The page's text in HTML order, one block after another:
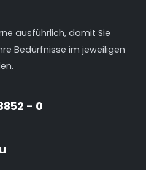
ausführlich, damit Sie
Bedürfnisse im jeweiligen
- 0